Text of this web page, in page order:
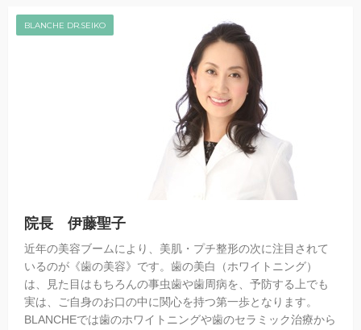
BLANCHE DR.SEIKO
院長 伊藤聖子
近年の美容ブームにより、美肌・プチ整形の次に注目されて
いるのが《歯の美容》です。歯の美白（ホワイトニング）
は、見た目はもちろんの事虫歯や歯周病を、予防する上でも
実は、ご自身のお口の中に関心を持つ第一歩となります。
BLANCHEでは歯のホワイトニングや歯のセラミック治療から